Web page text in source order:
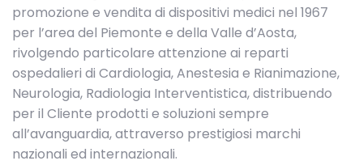
promozione e vendita di dispositivi medici nel 1967
per l’area del Piemonte e della Valle d’Aosta,
rivolgendo particolare attenzione ai reparti
ospedalieri di Cardiologia, Anestesia e Rianimazione,
Neurologia, Radiologia Interventistica, distribuendo
per il Cliente prodotti e soluzioni sempre
all’avanguardia, attraverso prestigiosi marchi
nazionali ed internazionali.